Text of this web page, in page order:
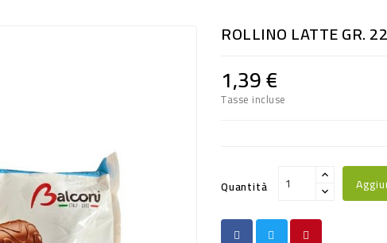
ROLLINO LATTE GR.
1,39 €
Tasse incluse
Quantità